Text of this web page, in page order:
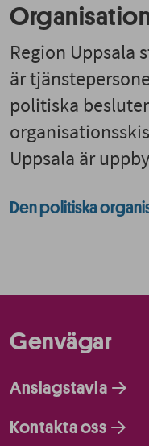
Region Uppsala
är
politiska
Uppsala är
Den politiska
Genvägar
Anslagstavla
Kontakta oss